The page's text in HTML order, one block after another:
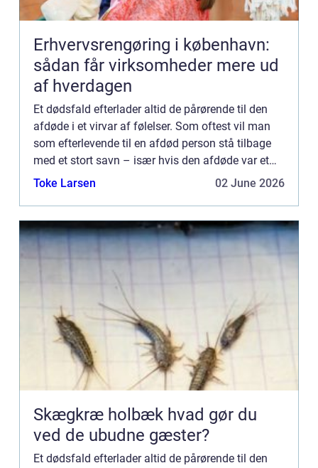
Erhvervsrengøring i københavn:
sådan får virksomheder mere ud
af hverdagen
Et dødsfald efterlader altid de pårørende til den
afdøde i et virvar af følelser. Som oftest vil man
som efterlevende til en afdød person stå tilbage
med et stort savn – især hvis den afdøde var et
nærtstående familiemedlem, en kær ven, eller
Toke Larsen 02 June 2026
Skægkræ holbæk hvad gør du
ved de ubudne gæster?
Et dødsfald efterlader altid de pårørende til den